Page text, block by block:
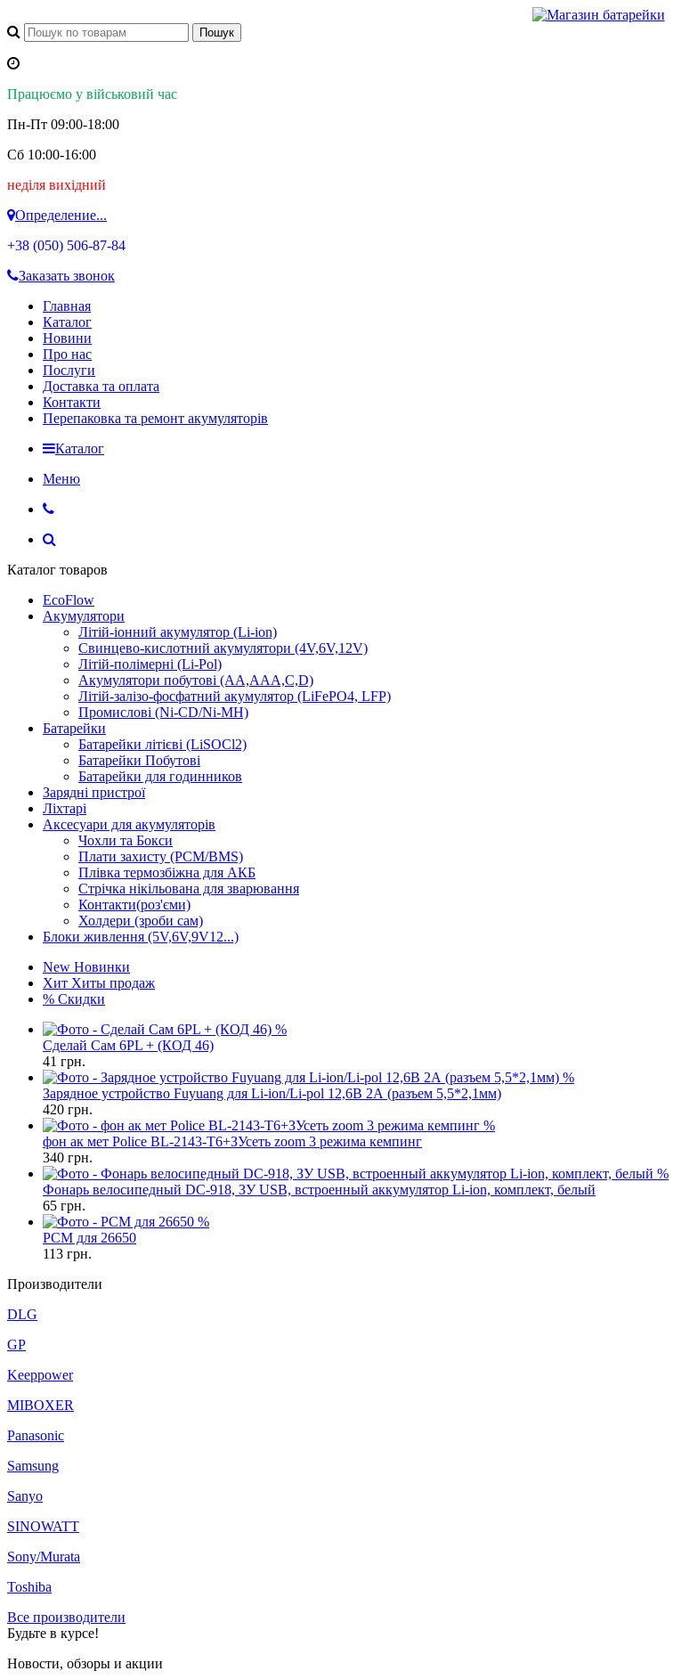
Працюємо у військовий час
Пн-Пт 09:00-18:00
Сб 10:00-16:00
неділя вихідний
Определение...
+38 (050) 506-87-84
Заказать звонок
Главная
Каталог
Новини
Про нас
Послуги
Доставка та оплата
Контакти
Перепаковка та ремонт акумуляторів
Каталог
Меню
Каталог товаров
EcoFlow
Акумулятори
Літій-іонний акумулятор (Li-ion)
Свинцево-кислотний акумулятори (4V,6V,12V)
Літій-полімерні (Li-Pol)
Акумулятори побутові (AA,AAA,C,D)
Літій-залізо-фосфатний акумулятор (LiFePO4, LFP)
Промислові (Ni-CD/Ni-MH)
Батарейки
Батарейки літієві (LiSOCl2)
Батарейки Побутові
Батарейки для годинников
Зарядні пристрої
Ліхтарі
Аксесуари для акумуляторів
Чохли та Бокси
Плати захисту (PCM/BMS)
Плівка термозбіжна для АКБ
Стрічка нікільована для зварювання
Контакти(роз'єми)
Холдери (зроби сам)
Блоки живлення (5V,6V,9V12...)
New Новинки
Хит Хиты продаж
% Скидки
%
Сделай Сам 6PL + (КОД 46)
41 грн.
%
Зарядное устройство Fuyuang для Li-ion/Li-pol 12,6В 2А (разъем 5,5*2,1мм)
420 грн.
%
фон ак мет Police BL-2143-T6+ЗУсеть zoom 3 режима кемпинг
340 грн.
%
Фонарь велосипедный DC-918, ЗУ USB, встроенный аккумулятор Li-ion, комплект, белый
65 грн.
%
PCM для 26650
113 грн.
Производители
DLG
GP
Keeppower
MIBOXER
Panasonic
Samsung
Sanyo
SINOWATT
Sony/Murata
Toshiba
Все производители
Будьте в курсе!
Новости, обзоры и акции